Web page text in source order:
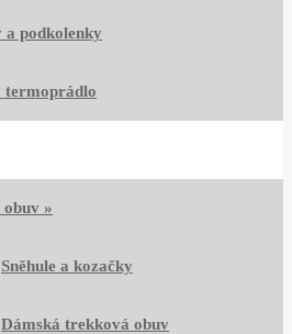
a podkolenky
termoprádlo
obuv »
Sněhule a kozačky
Dámská trekková obuv